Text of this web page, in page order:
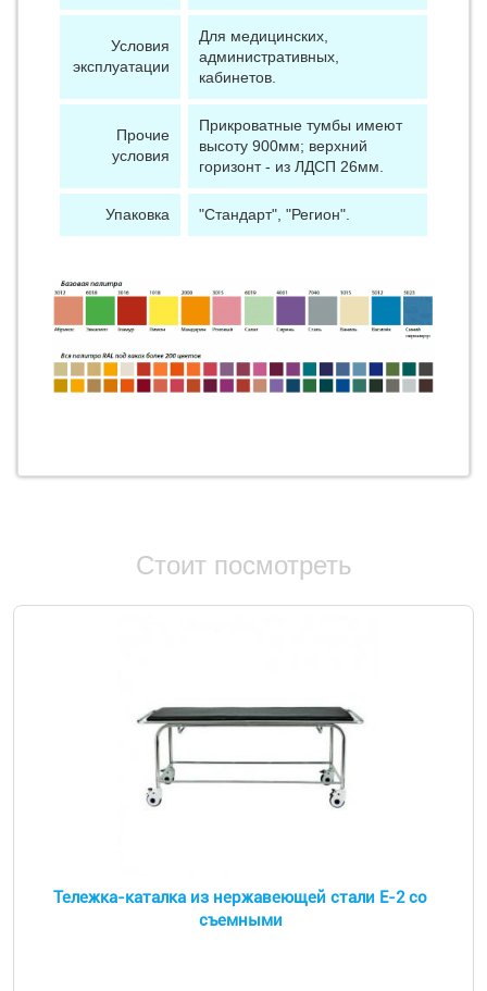
Условия
эксплуатации
Для медицинских,
административных,
кабинетов.
Прочие
условия
Прикроватные тумбы имеют
высоту 900мм; верхний
горизонт - из ЛДСП 26мм.
Упаковка "Стандарт", "Регион".
Стоит посмотреть
Тележка-каталка из нержавеющей стали E-2 со
съемными